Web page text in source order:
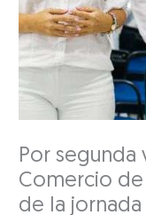
Por segunda
Comercio
de la